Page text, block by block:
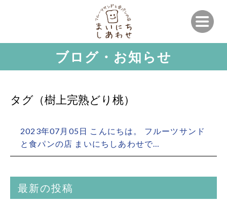
ブログ・お知らせ
タグ（樹上完熟どり桃）
2023年07月05日 こんにちは。 フルーツサンド
と食パンの店 まいにちしあわせで…
最新の投稿